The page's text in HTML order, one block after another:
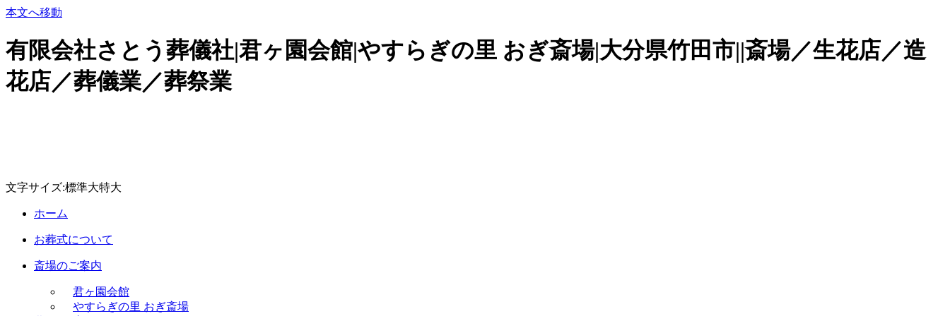
本文へ移動
有限会社さとう葬儀社|君ヶ園会館|やすらぎの里 おぎ斎場|大分県竹田市||斎場／生花店／造
花店／葬儀業／葬祭業
文字サイズ:標準大特大
ホーム
お葬式について
斎場のご案内
君ヶ園会館
やすらぎの里 おぎ斎場